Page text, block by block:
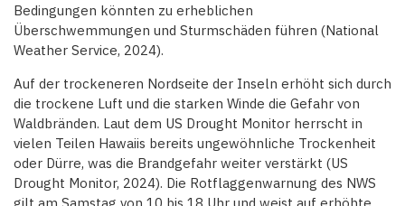
Bedingungen könnten zu erheblichen
Überschwemmungen und Sturmschäden führen (National
Weather Service, 2024).
Auf der trockeneren Nordseite der Inseln erhöht sich durch
die trockene Luft und die starken Winde die Gefahr von
Waldbränden. Laut dem US Drought Monitor herrscht in
vielen Teilen Hawaiis bereits ungewöhnliche Trockenheit
oder Dürre, was die Brandgefahr weiter verstärkt (US
Drought Monitor, 2024). Die Rotflaggenwarnung des NWS
gilt am Samstag von 10 bis 18 Uhr und weist auf erhöhte